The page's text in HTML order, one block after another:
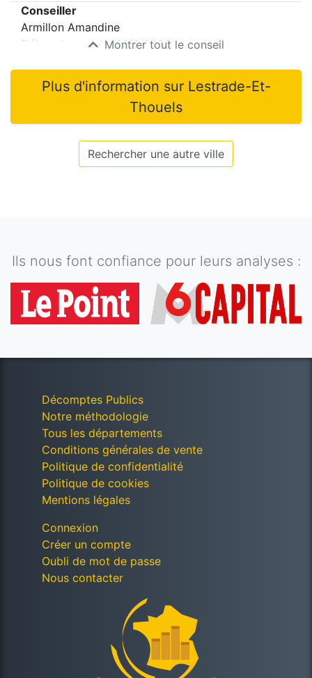
Conseiller
Armillon Amandine
Début du mandat14/2/2026
Montrer tout le conseil
Plus d'information sur Lestrade-Et-
Thouels
Rechercher une autre ville
Ils nous font confiance pour leurs analyses :
Décomptes Publics
Notre méthodologie
Tous les départements
Conditions générales de vente
Politique de confidentialité
Politique de cookies
Mentions légales
Connexion
Créer un compte
Oubli de mot de passe
Nous contacter